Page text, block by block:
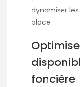
dynamiser
place.
foncière